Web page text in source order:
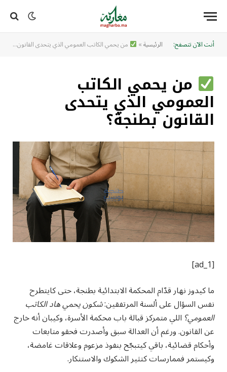
أنت الآن تتصفح: الرئيسية» من يحمي الكاتب العمومي الذي يتحدى القانون بطنجة؟
من يحمي الكاتب
العمومي الذي يتحدى
القانون بطنجة؟
[ad_1]
ما كيدوز نهار قدّام المحكمة الابتدائية بطنجة، حتى كايتطرح
نفس السؤال على ألسنة المرتفقين:شكون يحمي هاد الكاتب
العمومي؟ اللي متمركز قبالة باب محكمة الأسرة، وكيبان أنه خارج
عن القانون. ورغم أن العدالة سبق وأصدرت فحقو متابعات
وأحكام قضائية، باقي كيتبجّح بنفوذ مزعوم وعلاقات غامضة،
وكيستمر فممارسات كتثير الشكوك والاستنكار.